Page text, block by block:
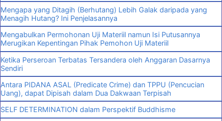
Mengapa yang Ditagih (Berhutang) Lebih Galak daripada yang
Menagih Hutang? Ini Penjelasannya
Mengabulkan Permohonan Uji Materiil namun Isi Putusannya
Merugikan Kepentingan Pihak Pemohon Uji Materiil
Ketika Perseroan Terbatas Tersandera oleh Anggaran Dasarnya
Sendiri
Antara PIDANA ASAL (Predicate Crime) dan TPPU (Pencucian
Uang), dapat Dipisah dalam Dua Dakwaan Terpisah
SELF DETERMINATION dalam Perspektif Buddhisme